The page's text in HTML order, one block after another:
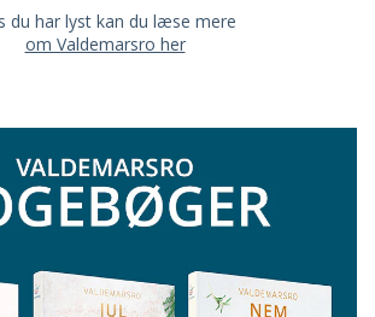
du har lyst kan du læse mere
om Valdemarsro her